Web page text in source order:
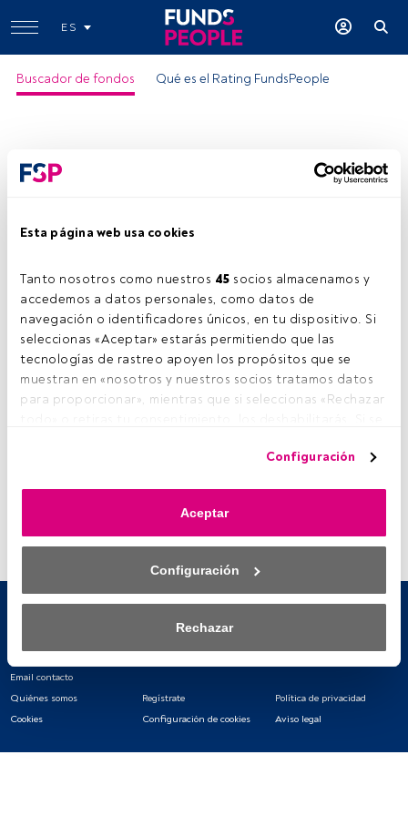
Esta página web usa cookies
Tanto nosotros como nuestros 45 socios almacenamos y
accedemos a datos personales, como datos de
navegación o identificadores únicos, en tu dispositivo. Si
seleccionas «Aceptar» estarás permitiendo que las
tecnologías de rastreo apoyen los propósitos que se
muestran en «nosotros y nuestros socios tratamos datos
para proporcionar», mientras que si seleccionas «Rechazar
anuncios que ves podrían dejar de ser relevantes para ti.
momento haciendo clic en el enlace «Preferencias de
privacidad» que aparece en la parte inferior de la página
la izquierda de la página web). Tus opciones tendrán
saber más, consulta nuestra política de privacidad.
datos para proporcionar:
activamente las características del dispositivo para su
identificación. Almacenar la información en un dispositivo
Configuración
Aceptar
Configuración
Rechazar
ES
Buscador de fondos Qué es el Rating FundsPeople
Email contacto
Quiénes somos
Regístrate
Política de privacidad
Cookies
Configuración de cookies Aviso legal